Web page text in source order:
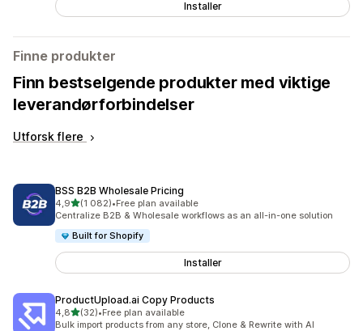
Installer
Finne produkter
Finn bestselgende produkter med viktige
leverandørforbindelser
Utforsk flere
BSS B2B Wholesale Pricing
4,9av 5 stjerner
(1 082)
Totalt 1082 omtaler
•Free plan available
Centralize B2B & Wholesale workflows as an all-in-one solution
Built for Shopify
Installer
ProductUpload.ai Copy Products
4,8av 5 stjerner
(32)
Totalt 32 omtaler
•Free plan available
Bulk import products from any store, Clone & Rewrite with AI